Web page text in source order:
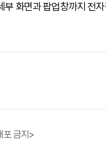
화면과 팝업창까지 전
포 금지>